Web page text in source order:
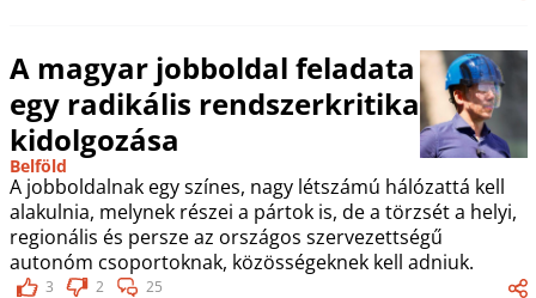
A magyar jobboldal feladata
egy radikális rendszerkritika
kidolgozása
Belföld
A jobboldalnak egy színes, nagy létszámú hálózattá kell
alakulnia, melynek részei a pártok is, de a törzsét a helyi,
regionális és persze az országos szervezettségű
autonóm csoportoknak, közösségeknek kell adniuk.
3 2 25